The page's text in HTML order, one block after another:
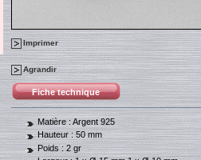
Imprimer
Agrandir
Fiche technique
Matière : Argent 925
Hauteur :50 mm
Poids :2 gr